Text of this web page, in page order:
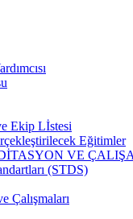
Ekip Lİstesi
Eğitimler
VE
(STDS)
Çalışmaları